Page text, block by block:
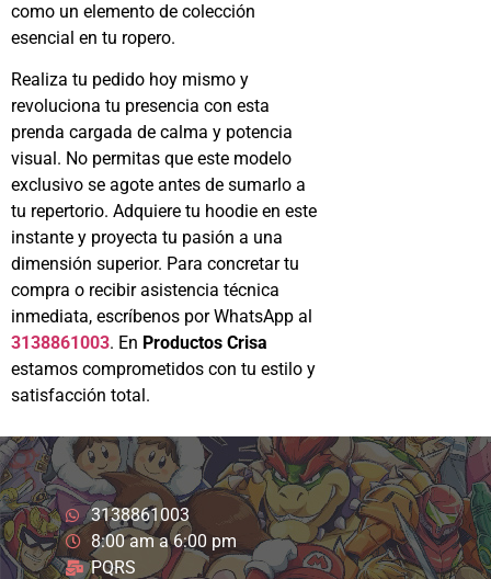
como un elemento de colección
esencial en tu ropero.
Realiza tu pedido hoy mismo y
revoluciona tu presencia con esta
prenda cargada de calma y potencia
visual. No permitas que este modelo
exclusivo se agote antes de sumarlo a
tu repertorio. Adquiere tu hoodie en este
instante y proyecta tu pasión a una
dimensión superior. Para concretar tu
compra o recibir asistencia técnica
inmediata, escríbenos por WhatsApp al
3138861003. En Productos Crisa
estamos comprometidos con tu estilo y
satisfacción total.
3138861003
8:00 am a 6:00 pm
PQRS